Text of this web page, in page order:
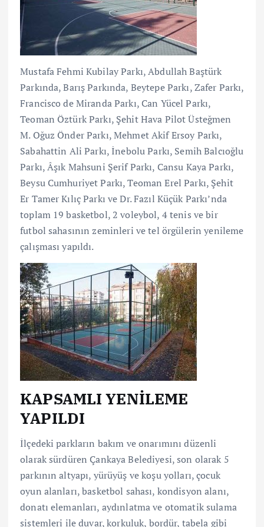
Mustafa Fehmi Kubilay Parkı, Abdullah Baştürk
Parkında, Barış Parkında, Beytepe Parkı, Zafer Parkı,
Francisco de Miranda Parkı, Can Yücel Parkı,
Teoman Öztürk Parkı, Şehit Hava Pilot Üsteğmen
M. Oğuz Önder Parkı, Mehmet Akif Ersoy Parkı,
Sabahattin Ali Parkı, İnebolu Parkı, Semih Balcıoğlu
Parkı, Âşık Mahsuni Şerif Parkı, Cansu Kaya Parkı,
Beysu Cumhuriyet Parkı, Teoman Erel Parkı, Şehit
Er Tamer Kılıç Parkı ve Dr. Fazıl Küçük Parkı’nda
toplam 19 basketbol, 2 voleybol, 4 tenis ve bir
futbol sahasının zeminleri ve tel örgülerin yenileme
çalışması yapıldı.
KAPSAMLI YENİLEME
YAPILDI
İlçedeki parkların bakım ve onarımını düzenli
olarak sürdüren Çankaya Belediyesi, son olarak 5
parkının altyapı, yürüyüş ve koşu yolları, çocuk
oyun alanları, basketbol sahası, kondisyon alanı,
donatı elemanları, aydınlatma ve otomatik sulama
sistemleri ile duvar, korkuluk, bordür, tabela gibi